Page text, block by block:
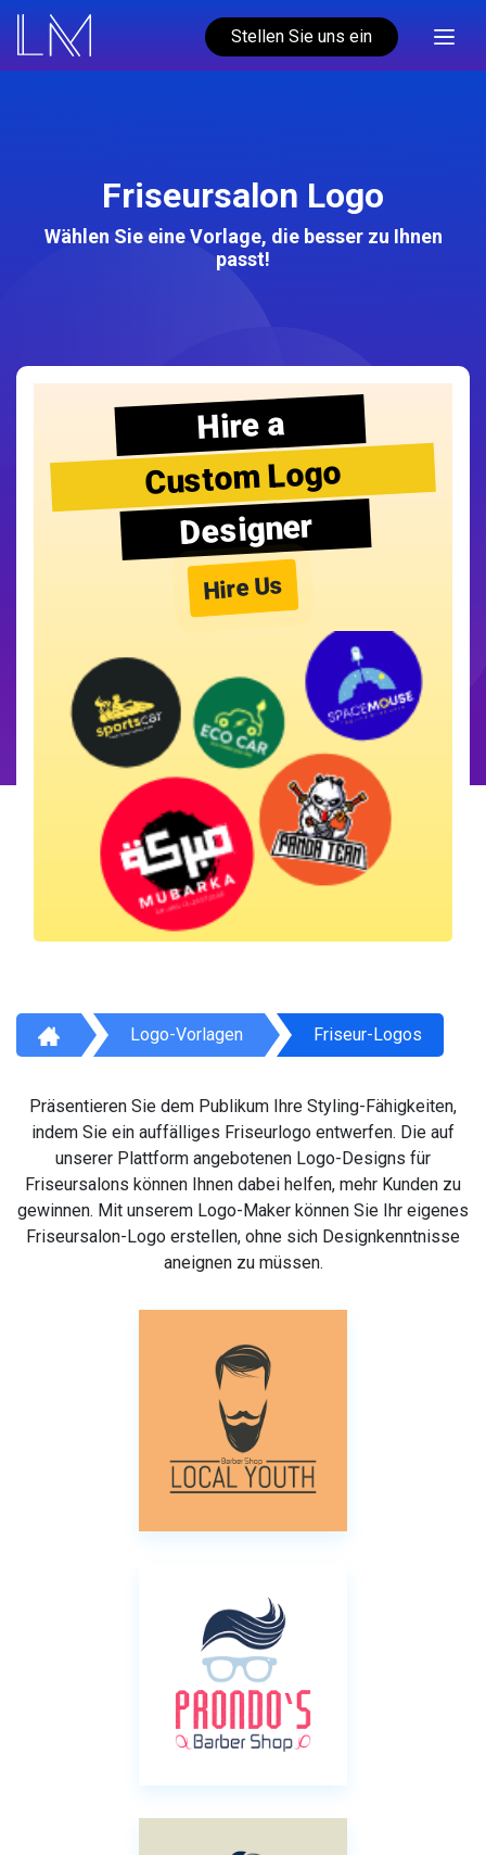
Stellen Sie uns ein
Friseursalon Logo
Wählen Sie eine Vorlage, die besser zu Ihnen
passt!
Hire a
Custom Logo
Designer
Hire Us
Logo-Vorlagen Friseur-Logos
Präsentieren Sie dem Publikum Ihre Styling-Fähigkeiten,
indem Sie ein auffälliges Friseurlogo entwerfen. Die auf
unserer Plattform angebotenen Logo-Designs für
Friseursalons können Ihnen dabei helfen, mehr Kunden zu
gewinnen. Mit unserem Logo-Maker können Sie Ihr eigenes
Friseursalon-Logo erstellen, ohne sich Designkenntnisse
aneignen zu müssen.